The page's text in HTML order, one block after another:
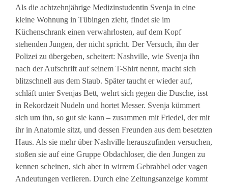
Als die achtzehnjährige Medizinstudentin Svenja in eine
kleine Wohnung in Tübingen zieht, findet sie im
Küchenschrank einen verwahrlosten, auf dem Kopf
stehenden Jungen, der nicht spricht. Der Versuch, ihn der
Polizei zu übergeben, scheitert: Nashville, wie Svenja ihn
nach der Aufschrift auf seinem T-Shirt nennt, macht sich
blitzschnell aus dem Staub. Später taucht er wieder auf,
schläft unter Svenjas Bett, wehrt sich gegen die Dusche, isst
in Rekordzeit Nudeln und hortet Messer. Svenja kümmert
sich um ihn, so gut sie kann – zusammen mit Friedel, der mit
ihr in Anatomie sitzt, und dessen Freunden aus dem besetzten
Haus. Als sie mehr über Nashville herauszufinden versuchen,
stoßen sie auf eine Gruppe Obdachloser, die den Jungen zu
kennen scheinen, sich aber in wirrem Gebrabbel oder vagen
Andeutungen verlieren. Durch eine Zeitungsanzeige kommt